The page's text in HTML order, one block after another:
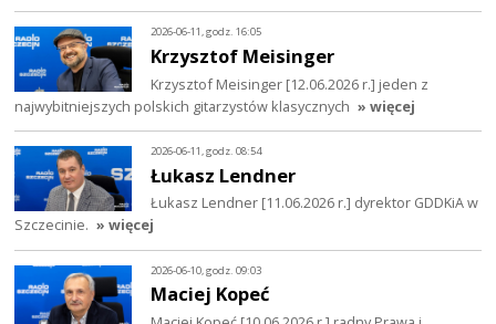
2026-06-11, godz. 16:05
Krzysztof Meisinger
Krzysztof Meisinger [12.06.2026 r.] jeden z
najwybitniejszych polskich gitarzystów klasycznych » więcej
2026-06-11, godz. 08:54
Łukasz Lendner
Łukasz Lendner [11.06.2026 r.] dyrektor GDDKiA w
Szczecinie. » więcej
2026-06-10, godz. 09:03
Maciej Kopeć